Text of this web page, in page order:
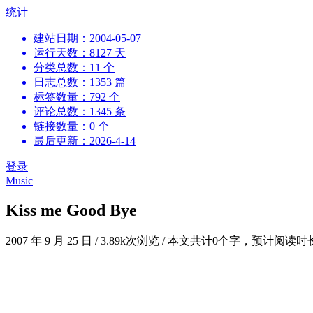
跳
统计
建站日期：2004-05-07
运行天数：8127 天
分类总数：11 个
日志总数：1353 篇
标签数量：792 个
评论总数：1345 条
链接数量：0 个
最后更新：2026-4-14
登录
Music
Kiss me Good Bye
2007 年 9 月 25 日 /3.89k次浏览 /本文共计0个字，预计阅读时